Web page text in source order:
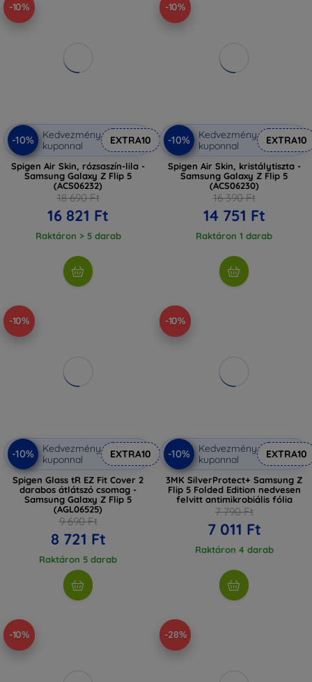
-10%
-10%
Kedvezmény
kuponnal
EXTRA10
Spigen Air Skin, rózsaszín-lila -
Samsung Galaxy Z Flip 5
(ACS06232)
18 690 Ft
16 821 Ft
Raktáron > 5 darab
-10%
-10%
Kedvezmény
kuponnal
EXTRA10
Spigen Air Skin, kristálytiszta -
Samsung Galaxy Z Flip 5
(ACS06230)
16 390 Ft
14 751 Ft
Raktáron 1 darab
-10%
-10%
Kedvezmény
kuponnal
EXTRA10
Spigen Glass tR EZ Fit Cover 2
darabos átlátszó csomag -
Samsung Galaxy Z Flip 5
(AGL06525)
9 690 Ft
8 721 Ft
Raktáron 5 darab
-10%
-10%
Kedvezmény
kuponnal
EXTRA10
3MK SilverProtect+ Samsung Z
Flip 5 Folded Edition nedvesen
felvitt antimikrobiális fólia
7 790 Ft
7 011 Ft
Raktáron 4 darab
-10% -28%